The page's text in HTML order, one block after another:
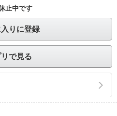
止中です
りに登録
で見る